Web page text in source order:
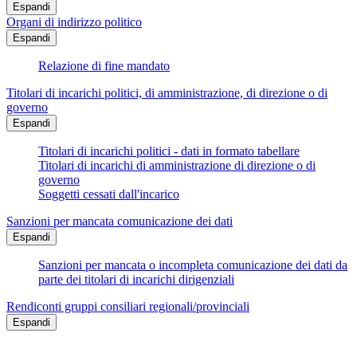
Espandi
Organi di indirizzo politico
Espandi
Relazione di fine mandato
Titolari di incarichi politici, di amministrazione, di direzione o di
governo
Espandi
Titolari di incarichi politici - dati in formato tabellare
Titolari di incarichi di amministrazione di direzione o di
governo
Soggetti cessati dall'incarico
Sanzioni per mancata comunicazione dei dati
Espandi
Sanzioni per mancata o incompleta comunicazione dei dati da
parte dei titolari di incarichi dirigenziali
Rendiconti gruppi consiliari regionali/provinciali
Espandi